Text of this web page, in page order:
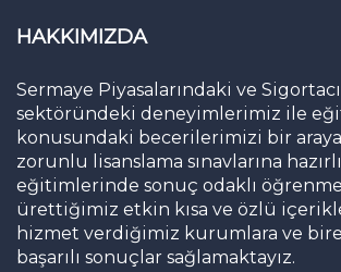
HAKKIMIZDA
Sermaye Piyasalarındaki ve
sektöründeki deneyimlerimiz ile
konusundaki becerilerimizi bir
zorunlu lisanslama sınavlarına
eğitimlerinde sonuç odaklı
ürettiğimiz etkin kısa ve özlü
hizmet verdiğimiz kurumlara ve
başarılı sonuçlar sağlamaktayız.